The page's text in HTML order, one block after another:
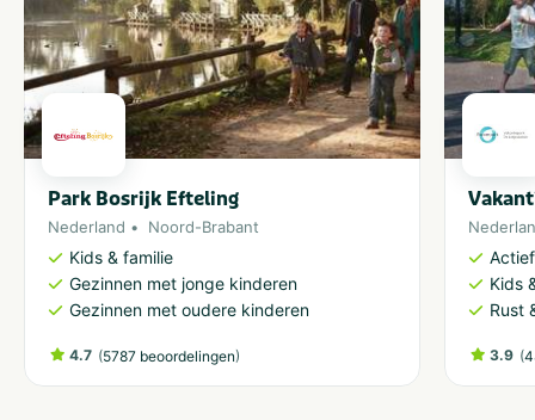
Park Bosrijk Efteling
Nederland Noord-Brabant
Kids & familie
Gezinnen met jonge kinderen
Gezinnen met oudere kinderen
4.7 (5787 beoordelingen)
Kids
Rust
3.9 (